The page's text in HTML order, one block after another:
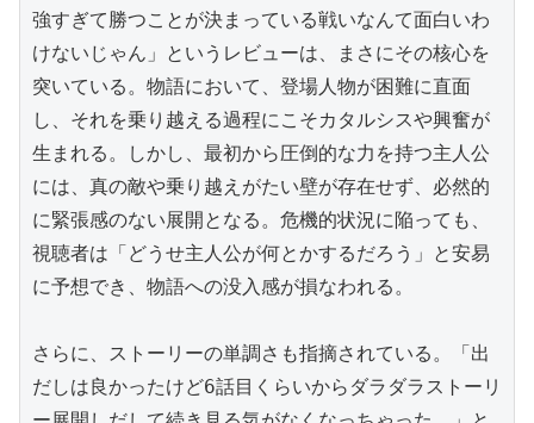
強すぎて勝つことが決まっている戦いなんて面白いわ
けないじゃん」というレビューは、まさにその核心を
突いている。物語において、登場人物が困難に直面
し、それを乗り越える過程にこそカタルシスや興奮が
生まれる。しかし、最初から圧倒的な力を持つ主人公
には、真の敵や乗り越えがたい壁が存在せず、必然的
に緊張感のない展開となる。危機的状況に陥っても、
視聴者は「どうせ主人公が何とかするだろう」と安易
に予想でき、物語への没入感が損なわれる。
さらに、ストーリーの単調さも指摘されている。「出
だしは良かったけど6話目くらいからダラダラストーリ